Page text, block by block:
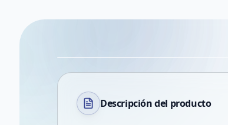
Descripción del producto